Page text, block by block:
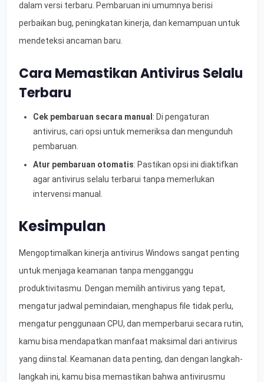
dalam versi terbaru. Pembaruan ini umumnya berisi
perbaikan bug, peningkatan kinerja, dan kemampuan untuk
mendeteksi ancaman baru.
Cara Memastikan Antivirus Selalu
Terbaru
Cek pembaruan secara manual : Di pengaturan
antivirus, cari opsi untuk memeriksa dan mengunduh
pembaruan.
Atur pembaruan otomatis: Pastikan opsi ini diaktifkan
agar antivirus selalu terbarui tanpa memerlukan
intervensi manual.
Kesimpulan
Mengoptimalkan kinerja antivirus Windows sangat penting
untuk menjaga keamanan tanpa mengganggu
produktivitasmu. Dengan memilih antivirus yang tepat,
mengatur jadwal pemindaian, menghapus file tidak perlu,
mengatur penggunaan CPU, dan memperbarui secara rutin,
kamu bisa mendapatkan manfaat maksimal dari antivirus
yang diinstal. Keamanan data penting, dan dengan langkah-
langkah ini, kamu bisa memastikan bahwa antivirusmu